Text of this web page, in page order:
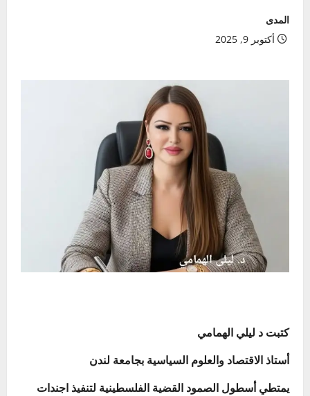
المدى
أكتوبر 9, 2025
كتبت د ليلي الهمامي
أستاذ الاقتصاد والعلوم السياسية بجامعة لندن
يمتطي أسطول الصمود القضية الفلسطينية لتنفيذ اجندات